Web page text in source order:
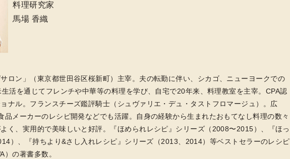
料理研究家
馬場 香織
サロン」（東京都世田谷区桜新町）主宰。夫の転勤に伴い、シカゴ、ニューヨークでの
活を通じてフレンチや中華等の料理を学び、自宅で20年来、料理教室を主宰。CPA認
ナル。フランスチーズ鑑評騎士（シュヴァリエ・デュ・タストフロマージュ）。広
品メーカーのレシピ開発などでも活躍。自身の経験から生まれたおもてなし料理の数々
く、実用的で美味しいと好評。『ほめられレシピ』シリーズ（2008〜2015）、『ほっ
）、『持ちより&さし入れレシピ』シリーズ（2013、2014）等ベストセラーのレシピ
）の著書多数。